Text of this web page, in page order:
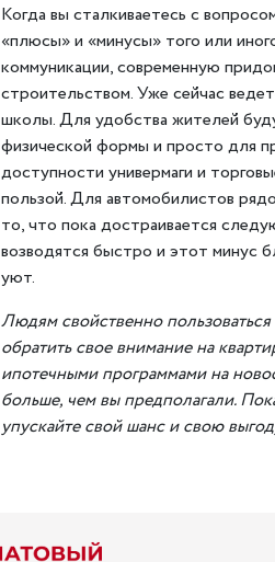
Когда вы сталкиваетесь с
«плюсы» и «минусы» того или
коммуникации, современную
строительством. Уже сейчас
школы. Для удобства жителей
физической формы и просто для
доступности универмаги и
пользой. Для автомобилистов
то, что пока достраивается
возводятся быстро и этот минус
уют.
Людям свойственно
обратить свое внимание на
ипотечными программами на
больше, чем вы предполагали.
упускайте свой шанс и свою